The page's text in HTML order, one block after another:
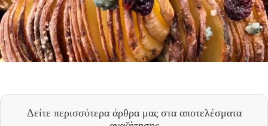
Δείτε περισσότερα άρθρα μας στα αποτελέσματα